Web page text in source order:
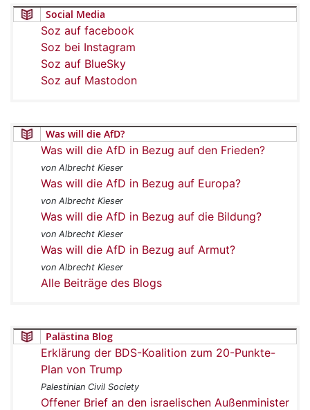
Social Media
Soz auf facebook
Soz bei Instagram
Soz auf BlueSky
Soz auf Mastodon
Was will die AfD?
Was will die AfD in Bezug auf den Frieden?
von Albrecht Kieser
Was will die AfD in Bezug auf Europa?
von Albrecht Kieser
Was will die AfD in Bezug auf die Bildung?
von Albrecht Kieser
Was will die AfD in Bezug auf Armut?
von Albrecht Kieser
Alle Beiträge des Blogs
Palästina Blog
Erklärung der BDS-Koalition zum 20-Punkte-
Plan von Trump
Palestinian Civil Society
Offener Brief an den israelischen Außenminister